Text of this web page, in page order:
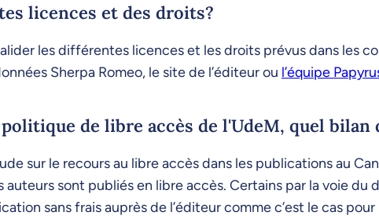
licences et des droits?
les différentes licences et les droits prévus dans les
Sherpa Romeo, le site de l’éditeur ou l’équipe
de libre accès de l'UdeM, quel bilan
sur le recours au libre accès dans les publications au
auteurs sont publiés en libre accès. Certains par la voie
sans frais auprès de l’éditeur comme c’est le cas